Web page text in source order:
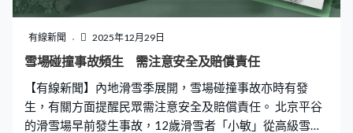
計周二上午8時至下午6時的航班將受影響，正研議替代航
路和流量管理措施。
有線新聞 2025年12月29日
雪場碰撞事故頻生 需注意安全及賠償責任
【有線新聞】內地滑雪季展開，雪場碰撞事故亦時有發
生，有關方面提醒民眾需注意安全及賠償責任。 北京平谷
的滑雪場早前發生事故，12歲滑雪者「小敏」從高級雪道